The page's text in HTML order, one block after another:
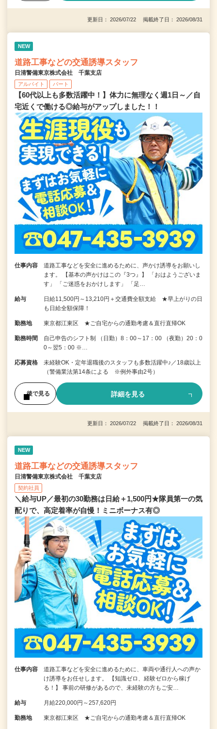
更新日： 2026/07/22 掲載終了日： 2026/08/31
NEW
道路工事などの交通誘導スタッフ
日清警備東京株式会社 千葉支店
アルバイト パート
【60代以上も多数活躍中！】体力に無理なく週1日～／自
宅近くで働ける◎給与がアップしました！！
仕事内容
道路工事などを安全に進めるために、声かけ誘導をお願いし
ます。 【基本の声かけはこの『3つ』】 「おはようございま
す」 「ご迷惑をおかけします」 「足…
給与
日給11,500円～13,210円＋交通費全額支給 ★早上がりの日
も日給全額保障！
勤務地 東京都江東区 ★ご自宅からの通勤考慮＆直行直帰OK
勤務時間
自己申告のシフト制 （日勤）8：00～17：00 （夜勤）20：0
0～翌5：00 ※…
応募資格
未経験OK・定年退職後のスタッフも多数活躍中♪／18歳以上
（警備業法第14条による ※例外事由2号）
後で見る 詳細を見る
更新日： 2026/07/22 掲載終了日： 2026/08/31
NEW
道路工事などの交通誘導スタッフ
日清警備東京株式会社 千葉支店
契約社員
＼給与UP／最初の30勤務は日給＋1,500円★隊員第一の気
配りで、高定着率が自慢！ミニボーナス有◎
仕事内容
道路工事などを安全に進めるために、車両や通行人への声か
け誘導をお任せします。 【知識ゼロ、経験ゼロから稼げ
る！】 事前の研修があるので、未経験の方もご安…
給与 月給220,000円～257,620円
勤務地 東京都江東区 ★ご自宅からの通勤考慮＆直行直帰OK